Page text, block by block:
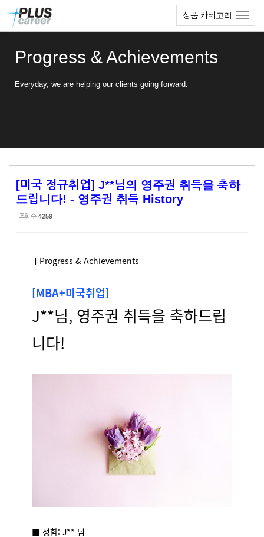
상품 카테고리
Progress & Achievements
Everyday, we are helping our clients going forward.
[미국 정규취업] J**님의 영주권 취득을 축하
드립니다! - 영주권 취득 History
조회 수 4259
ㅣProgress & Achievements
[MBA+미국취업]
J**님, 영주권 취득을 축하드립
니다!
■ 성함: J** 님